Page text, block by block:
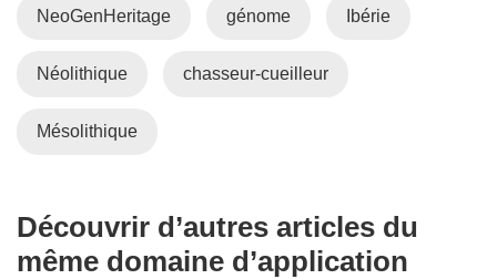
NeoGenHeritage génome Ibérie
Néolithique chasseur-cueilleur
Mésolithique
Découvrir d’autres articles du
même domaine d’application